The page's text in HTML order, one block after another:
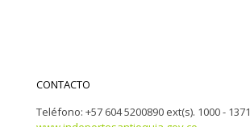
CONTACTO
Teléfono: +57 604 5200890 ext(s). 1000 - 1371